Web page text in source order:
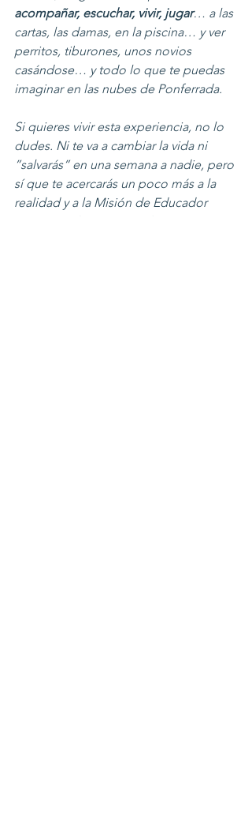
acompañar, escuchar, vivir, jugar… a las
cartas, las damas, en la piscina… y ver
perritos, tiburones, unos novios
casándose… y todo lo que te puedas
imaginar en las nubes de Ponferrada.
Si quieres vivir esta experiencia, no lo
dudes. Ni te va a cambiar la vida ni
”salvarás” en una semana a nadie, pero
sí que te acercarás un poco más a la
realidad y a la Misión de Educador